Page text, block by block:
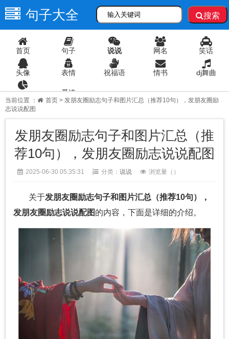
句子大全 搜索
首页 句子 说说 网名 笑话
头像 表情 祝福语 情书 dj舞曲
爱情
当前位置 ： 首页 > 发朋友圈励志句子和图片汇总（推荐10句），发朋友圈励
志说说配图
发朋友圈励志句子和图片汇总（推
荐10句），发朋友圈励志说说配图
2025-06-30 05:35:31 分类： 说说 浏览量（ ）
关于发朋友圈励志句子和图片汇总（推荐10句），
发朋友圈励志说说配图的内容，下面是详细的介绍。